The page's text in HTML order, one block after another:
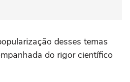
desses temas
do rigor científico